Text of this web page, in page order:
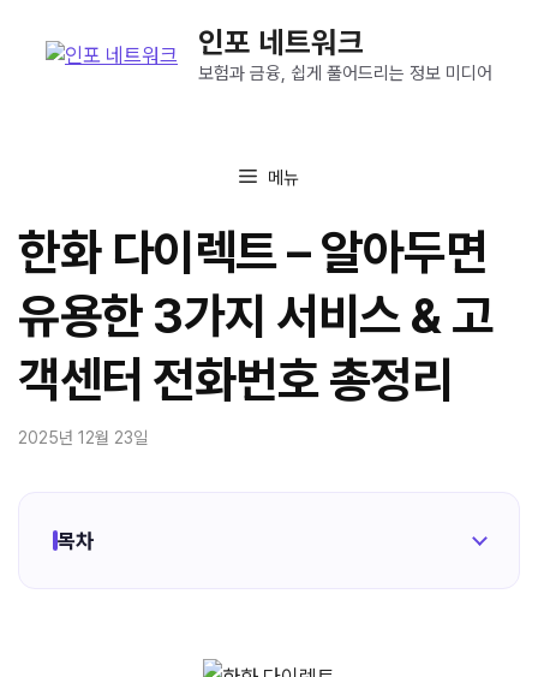
인포 네트워크
보험과 금융, 쉽게 풀어드리는 정보 미디어
메뉴
한화 다이렉트 – 알아두면
유용한 3가지 서비스 & 고
객센터 전화번호 총정리
2025년 12월 23일
목차